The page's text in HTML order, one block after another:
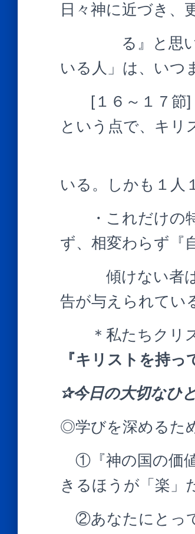
日々神に近づき、
る』と思い込
いる人」は、いつ
[１６～１７節]
という点で、キリ
信仰者や
いる。しかも１人
・これだけの特
ず、相変わらず『
傾けない者は、
告が与えられてい
＊私たちクリス
『キリストを持っ
✰今日の大切なひ
◎学びを深めるた
①『神の国の価
きるほうが「楽」
②あなたにとっ